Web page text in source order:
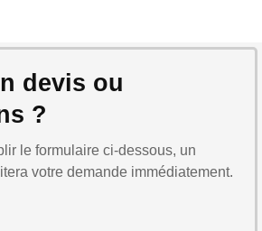
devis ou
?
le formulaire ci-dessous, un
votre demande immédiatement.